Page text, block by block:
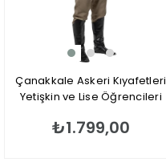
Çanakkale Askeri Kıyafetleri
Yetişkin ve Lise Öğrencileri
₺1.799,00